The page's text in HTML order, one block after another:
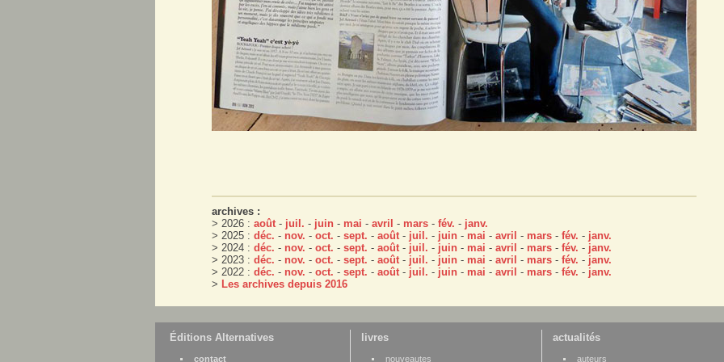
archives :
> 2026 : août- juil. - juin - mai - avril - mars - fév. - janv.
> 2025 : déc. - nov. - oct. - sept. - août- juil. - juin - mai - avril - mars - fév. - janv.
> 2024 : déc. - nov. - oct. - sept. - août- juil. - juin - mai - avril - mars - fév. - janv.
> 2023 : déc. - nov. - oct. - sept. - août- juil. - juin - mai - avril - mars - fév. - janv.
> 2022 : déc. - nov. - oct. - sept. - août- juil. - juin - mai - avril - mars - fév. - janv.
> Les archives depuis 2016
Éditions Alternatives
contact
livres
nouveautes
actualités
auteurs